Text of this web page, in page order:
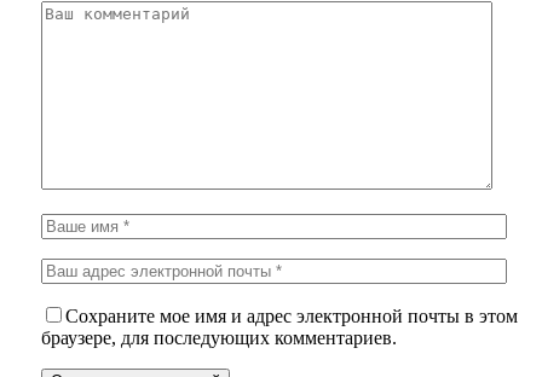
Сохраните мое имя и адрес электронной почты в этом
браузере, для последующих комментариев.